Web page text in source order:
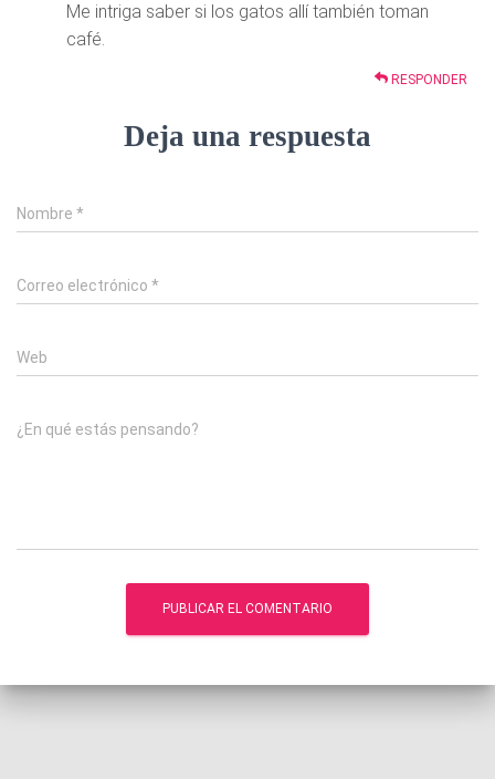
Me intriga saber si los gatos allí también toman
café.
RESPONDER
Deja una respuesta
Nombre *
Correo electrónico *
Web
¿En qué estás pensando?